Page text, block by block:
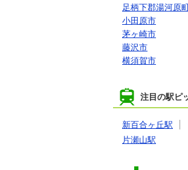
足柄下郡湯河原
小田原市
茅ヶ崎市
藤沢市
横須賀市
注目の駅ピ
新百合ヶ丘駅
片瀬山駅